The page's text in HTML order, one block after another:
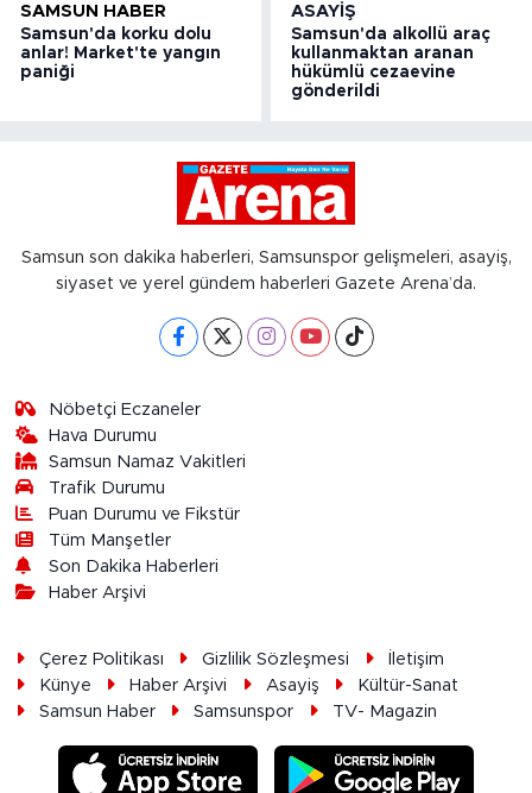
SAMSUN HABER
Samsun'da korku dolu
anlar! Market'te yangın
paniği
ASAYIŞ
Samsun'da alkollü araç
kullanmaktan aranan
hükümlü cezaevine
gönderildi
Samsun son dakika haberleri, Samsunspor gelişmeleri, asayiş,
siyaset ve yerel gündem haberleri Gazete Arena’da.
Nöbetçi Eczaneler
Hava Durumu
Samsun Namaz Vakitleri
Trafik Durumu
Puan Durumu ve Fikstür
Tüm Manşetler
Son Dakika Haberleri
Haber Arşivi
Çerez Politikası Gizlilik Sözleşmesi
İletişim
Künye
Haber Arşivi Asayiş
Kültür-Sanat
Samsun Haber
Samsunspor TV- Magazin